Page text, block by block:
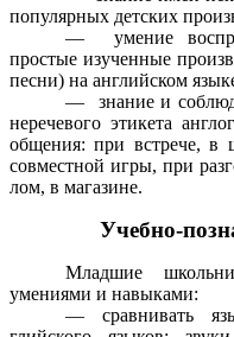
популярных детских
— умение
простые изученные
песни) на английском
— знание и
неречевого этикета
общения: при встрече, в
совместной игры, при
лом, в магазине.
Учебно-
Младшие
умениями и навыками:
— сравнивать